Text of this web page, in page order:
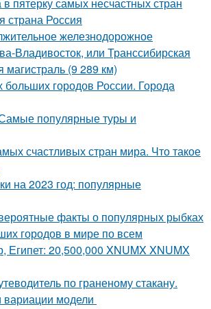
страна Россия
железнодорожное
Владивосток, или Транссибирская
(9 289 км)
городов России. Города
популярные туры и
счастливых стран мира. Что такое
на 2023 год: популярные
факты о популярных рыбках
городов в мире по всем
Египет: 20,500,000 XNUMX XNUMX
по граненому стакану.
вариации модели